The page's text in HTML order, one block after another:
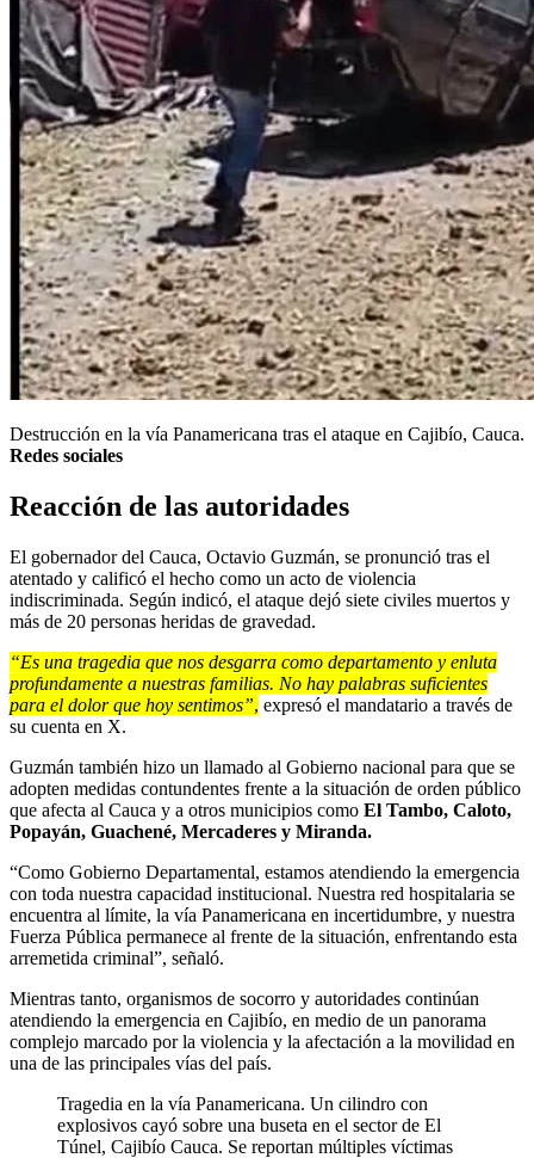
Destrucción en la vía Panamericana tras el ataque en Cajibío, Cauca.
Redes sociales
Reacción de las autoridades
El gobernador del Cauca, Octavio Guzmán, se pronunció tras el
atentado y calificó el hecho como un acto de violencia
indiscriminada. Según indicó, el ataque dejó siete civiles muertos y
más de 20 personas heridas de gravedad.
“Es una tragedia que nos desgarra como departamento y enluta
profundamente a nuestras familias. No hay palabras suficientes
para el dolor que hoy sentimos”, expresó el mandatario a través de
su cuenta en X.
Guzmán también hizo un llamado al Gobierno nacional para que se
adopten medidas contundentes frente a la situación de orden público
que afecta al Cauca y a otros municipios como El Tambo, Caloto,
Popayán, Guachené, Mercaderes y Miranda.
“Como Gobierno Departamental, estamos atendiendo la emergencia
con toda nuestra capacidad institucional. Nuestra red hospitalaria se
encuentra al límite, la vía Panamericana en incertidumbre, y nuestra
Fuerza Pública permanece al frente de la situación, enfrentando esta
arremetida criminal”, señaló.
Mientras tanto, organismos de socorro y autoridades continúan
atendiendo la emergencia en Cajibío, en medio de un panorama
complejo marcado por la violencia y la afectación a la movilidad en
una de las principales vías del país.
Tragedia en la vía Panamericana. Un cilindro con
explosivos cayó sobre una buseta en el sector de El
Túnel, Cajibío Cauca. Se reportan múltiples víctimas